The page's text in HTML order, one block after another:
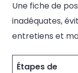
Une fiche de
inadéquates,
entretiens et
Étapes de